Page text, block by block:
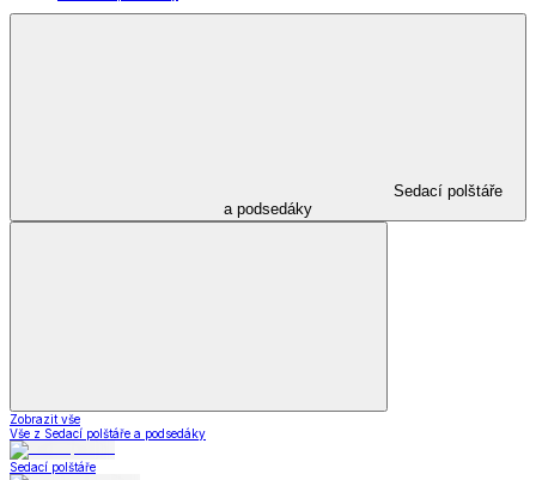
Sedací polštáře
a podsedáky
Zobrazit vše
Vše z Sedací polštáře a podsedáky
Sedací polštáře